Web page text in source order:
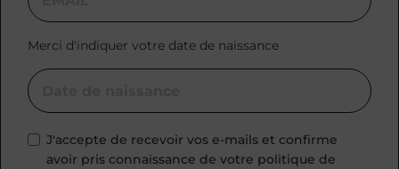
Merci d'indiquer votre date de naissance
J'accepte de recevoir vos e-mails et confirme
avoir pris connaissance de votre politique de